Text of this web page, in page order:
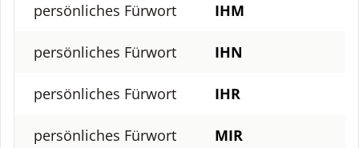
persönliches Fürwort IHM
persönliches Fürwort IHN
persönliches Fürwort IHR
persönliches Fürwort MIR